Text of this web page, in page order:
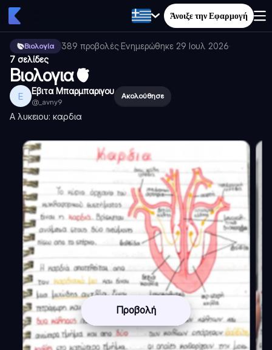
Άνοιξε την Εφαρμογή
Βιολογία 389 προβολές·Ενημερώθηκε 29 Ιουλ 2026·
7 σελίδες
Βιολογια🫀
Ε Εβιτα Μπαρμπαριγου
@ _avny9
Ακολούθησε
Α λυκειου: καρδια
Προβολή